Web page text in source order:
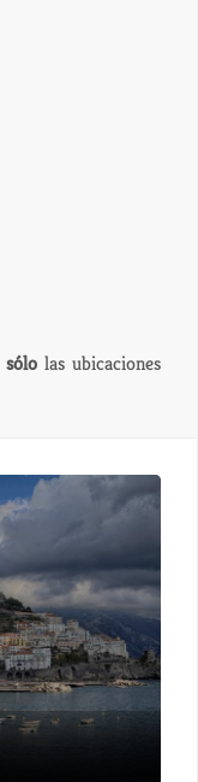
sólo las ubicaciones